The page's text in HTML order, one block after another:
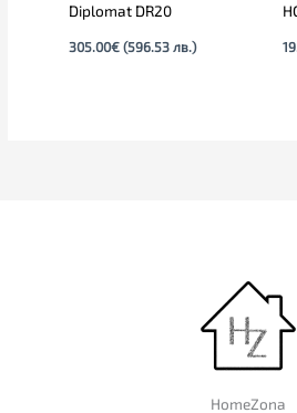
Diplomat DR20
305.00€ (596.53 лв.)
HomeZona